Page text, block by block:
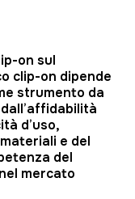
on sul
clip-on dipende
strumento da
d’uso,
e del
del
mercato